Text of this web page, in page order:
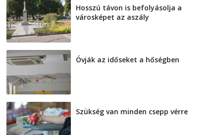
Hosszú távon is befolyásolja a
városképet az aszály
Óvják az időseket a hőségben
Szükség van minden csepp vérre